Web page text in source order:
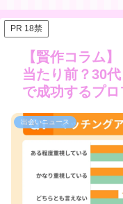
PR 18禁
【賢作コラム
当たり前？30
で成功するプ
出会いニュース